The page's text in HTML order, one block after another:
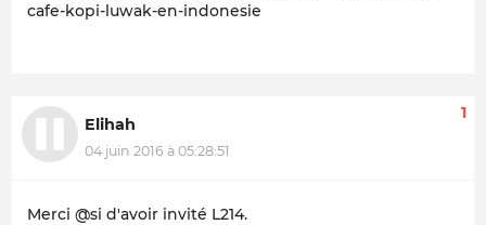
cafe-kopi-luwak-en-indonesie
Elihah
04 juin 2016 à 05:28:51
1
Merci @si d'avoir invité L214.